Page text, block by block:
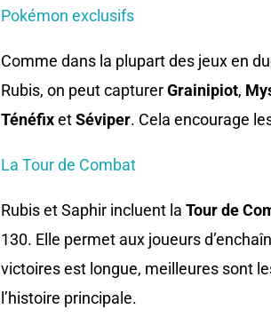
Pokémon exclusifs
Comme dans la plupart des jeux en
Rubis, on peut capturerGrainipiot,
TénéfixetSéviper. Cela encourage
La Tour de Combat
Rubis et Saphir incluent la Tour de
130. Elle permet aux joueurs
victoires est longue, meilleures sont
l’histoire principale.